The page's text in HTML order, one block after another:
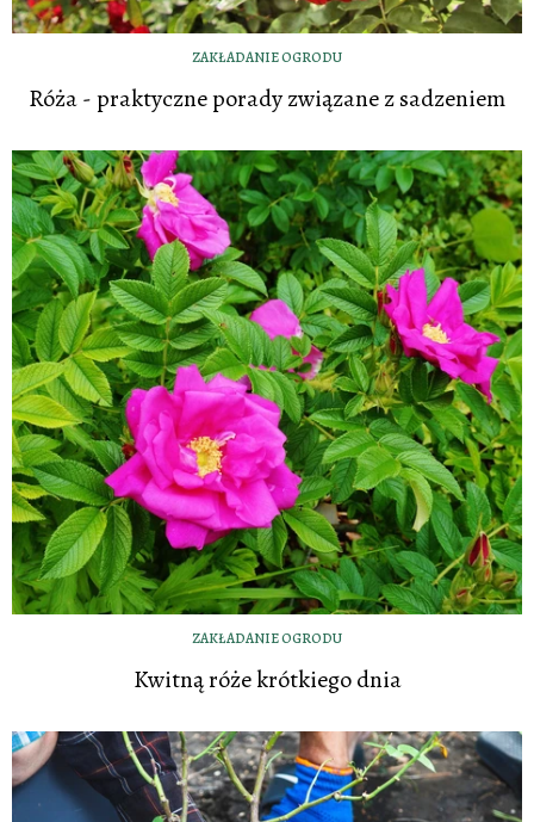
ZAKŁADANIE OGRODU
Róża - praktyczne porady związane z sadzeniem
ZAKŁADANIE OGRODU
Kwitną róże krótkiego dnia